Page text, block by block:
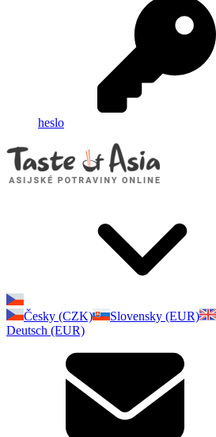
heslo
Česky (CZK)
Slovensky (EUR)
Deutsch (EUR)